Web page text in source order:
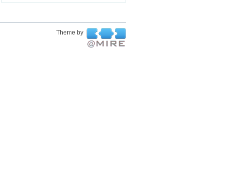
Theme by